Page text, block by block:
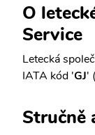
O
Service
Letecká
IATA kód 'GJ'
Stručně